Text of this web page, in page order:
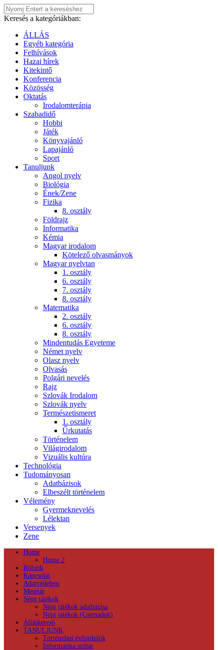
Keresés a kategóriákban:
ÁLLÁS
Egyéb kategória
Felhívások
Hazai hírek
Kitekintő
Konferencia
Közösség
Oktatás
Irodalomterápia
Szabadidő
Hobbi
Játék
Könyvajánló
Lapajánló
Sport
Tanuljunk
Angol nyelv
Biológia
Ének/Zene
Fizika
8. osztály
Földrajz
Informatika
Kémia
Magyar irodalom
Kötelező olvasmányok
Magyar nyelvtan
1. osztály
6. osztály
7. osztály
8. osztály
Matematika
2. osztály
6. osztály
8. osztály
Mindentudás Egyeteme
Német nyelv
Olasz nyelv
Olvasás
Polgári nevelés
Rajz
Szlovák Irodalom
Szlovák nyelv
Természetismeret
1. osztály
Űrkutatás
Történelem
Világirodalom
Vizuális kultúra
Technológia
Tudományosan
Adatbázisok
Elbeszélt történelem
Vélemény
Gyermeknevelés
Lélektan
Versenyek
Zene
Home
Home 2
Rólunk
Kapcsolat
Adatvédelem
Mesetár
Népi játékok
Népi játékok adatbázisa
Népi játékok (Csemadok)
Álláskereső
TANULJUNK
Történelmi évfordulók
Informatika szótár